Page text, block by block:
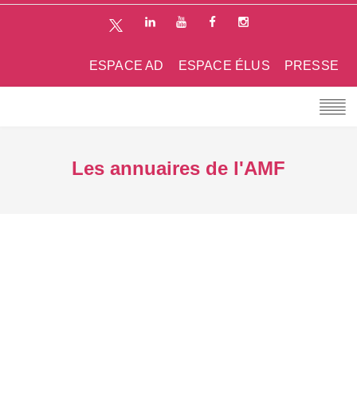
PRESSE
ESPACE ÉLUS
ESPACE AD
Les annuaires de l'AMF